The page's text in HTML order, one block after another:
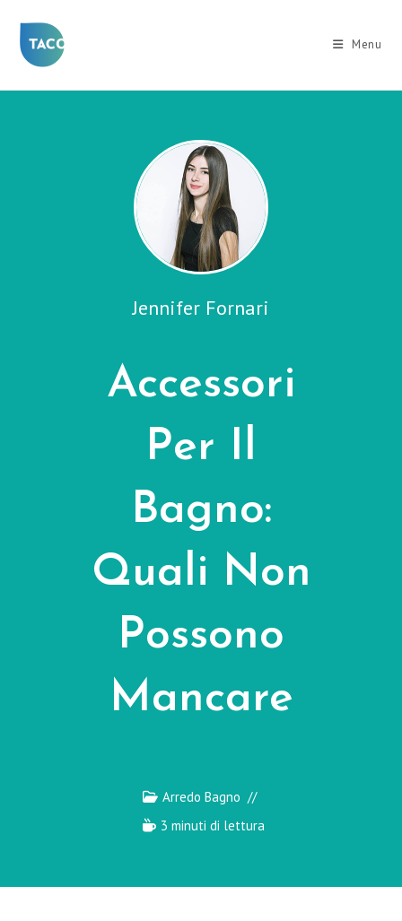
contenuto
Menu
Jennifer Fornari
Accessori
Per Il
Bagno:
Quali Non
Possono
Mancare
Arredo Bagno
3 minuti di lettura